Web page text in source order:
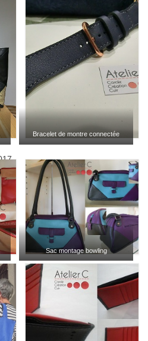
Bracelet de montre connectée
Sac montage bowling